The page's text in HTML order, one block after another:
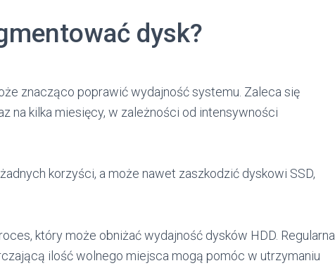
dysk?
znacząco poprawić wydajność systemu. Zaleca się
na kilka miesięcy, w zależności od intensywności
korzyści, a może nawet zaszkodzić dyskowi SSD,
który może obniżać wydajność dysków HDD. Regularna
ilość wolnego miejsca mogą pomóc w utrzymaniu